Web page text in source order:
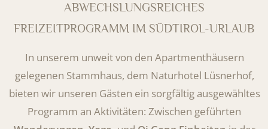
ABWECHSLUNGSREICHES
FREIZEITPROGRAMM IM SÜDTIROL-URLAUB
In unserem unweit von den Apartmenthäusern
gelegenen Stammhaus, dem Naturhotel Lüsnerhof,
bieten wir unseren Gästen ein sorgfältig ausgewähltes
Programm an Aktivitäten: Zwischen geführten